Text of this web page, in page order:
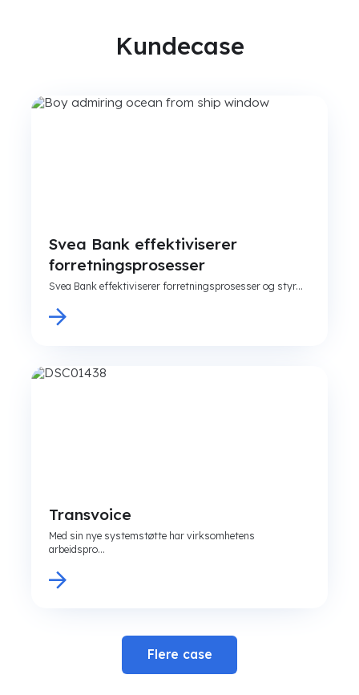
Kundecase
Svea Bank effektiviserer
forretningsprosesser
Svea Bank effektiviserer forretningsprosesser og styr...
Transvoice
Med sin nye systemstøtte har virksomhetens
arbeidspro...
Flere case